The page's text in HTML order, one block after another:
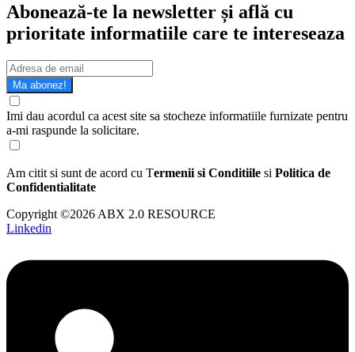
Abonează-te la newsletter și află cu
prioritate informatiile care te intereseaza
Ma abonez!
Imi dau acordul ca acest site sa stocheze informatiile furnizate pentru
a-mi raspunde la solicitare.
Am citit si sunt de acord cu Termenii si Conditiile si Politica de
Confidentialitate
Copyright ©2026 ABX 2.0 RESOURCE
Linkedin